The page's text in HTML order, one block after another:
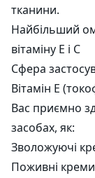
тканини.
Найбільший
вітаміну Е і С
Сфера
Вітамін Е
Вас приємно
засобах, як:
Зволожуючі
Поживні